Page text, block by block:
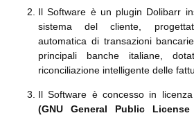
Il Software è un plugin Dolibarr
sistema del cliente,
automatica di transazioni
principali banche italiane,
riconciliazione intelligente delle
Il Software è concesso in
(GNU General Public